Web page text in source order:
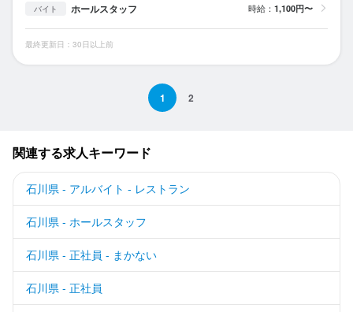
バイト ホールスタッフ 時給： 1,100円〜
最終更新日：30日以上前
1 2
関連する求人キーワード
石川県 - アルバイト - レストラン
石川県 - ホールスタッフ
石川県 - 正社員 - まかない
石川県 - 正社員